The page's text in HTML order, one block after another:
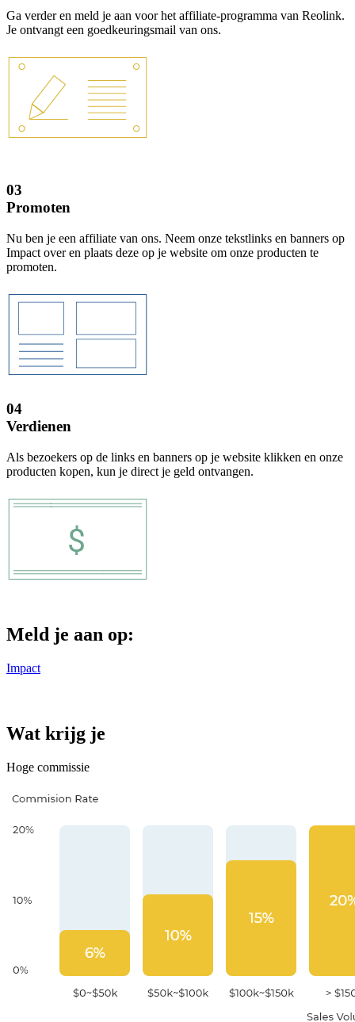
Ga verder en meld je aan voor het affiliate-programma van Reolink.
Je ontvangt een goedkeuringsmail van ons.
03
Promoten
Nu ben je een affiliate van ons. Neem onze tekstlinks en banners op
Impact over en plaats deze op je website om onze producten te
promoten.
04
Verdienen
Als bezoekers op de links en banners op je website klikken en onze
producten kopen, kun je direct je geld ontvangen.
Meld je aan op:
Impact
Wat krijg je
Hoge commissie